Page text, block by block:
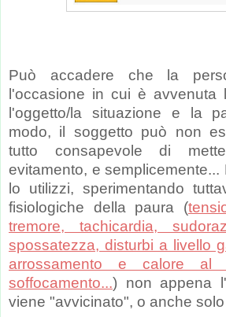
Può accadere che la
l'occasione in cui è avvenuta
l'oggetto/la situazione e la
modo, il soggetto può non
tutto consapevole di
evitamento, e
lo utilizzi, sperimentando
fisiologiche della paura (
tremore, tachicardia,
spossatezza, disturbi a livello
arrossamento e calore
soffocamento...) non appena
viene "avvicinato", o anche